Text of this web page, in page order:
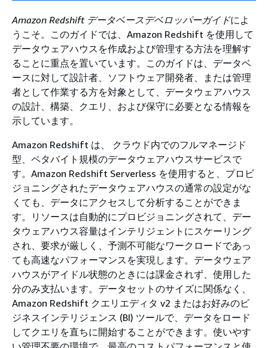
Amazon Redshift データベースデベロッパーガイドによ
うこそ。このガイドでは、Amazon Redshift を使用して
データウェアハウスを作成および管理する方法を理解す
ることに重点を置いています。このガイドは、データベ
ースに対して設計者、ソフトウェア開発者、または管理
者として作業する方を対象として、データウェアハウス
の設計、構築、クエリ、および保守に必要となる情報を
示しています。
Amazon Redshift は、 クラウド内でのフルマネージド
型、ペタバイト規模のデータウェアハウスサービスで
す。Amazon Redshift Serverless を使用すると、プロビ
ジョニングされたデータウェアハウスの通常の設定がな
くても、データにアクセスして分析することができま
す。リソースは自動的にプロビジョニングされて、デー
タウェアハウス容量はインテリジェントにスケーリング
され、要求が厳しく、予測不可能なワークロードであっ
ても高速なパフォーマンスを実現します。データウェア
ハウスがアイドル状態のときには課金されず、使用した
分のみ支払います。データセットのサイズに関係なく、
Amazon Redshift クエリエディタ v2 またはお好みのビ
ジネスインテリジェンス (BI) ツールで、データをロード
してクエリを直ちに開始することができます。使いやす